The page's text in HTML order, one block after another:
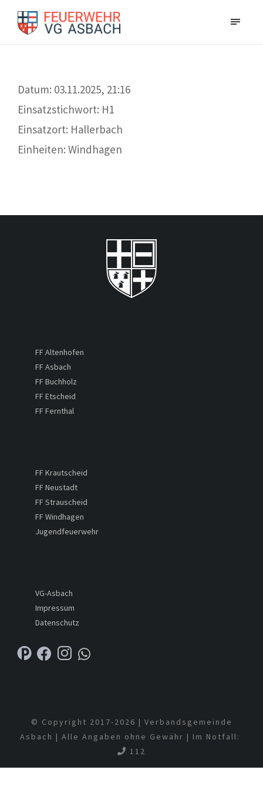
Datum: 03.11.2025, 21:16
Einsatzstichwort: H1
Einsatzort: Hallerbach
Einheiten: Windhagen
FF Altenhofen
FF Asbach
FF Buchholz
FF Etscheid
FF Fernthal
FF Krautscheid
FF Neustadt
FF Strauscheid
FF Windhagen
Jugendfeuerwehr
VG-Asbach
Impressum
Datenschutz
© Copyright 2017-2026 | Verbandsgemeinde
Asbach | Alle Angaben ohne Gewähr | Im Notfall:
112